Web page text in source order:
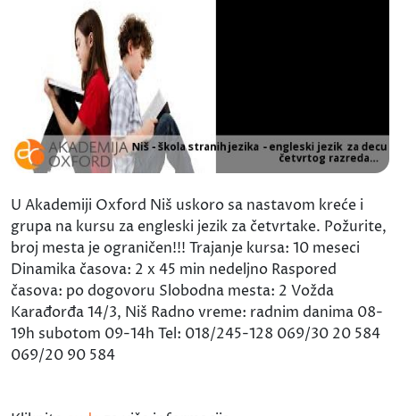
U Akademiji Oxford Niš uskoro sa nastavom kreće i
grupa na kursu za engleski jezik za četvrtake. Požurite,
broj mesta je ograničen!!! Trajanje kursa: 10 meseci
Dinamika časova: 2 x 45 min nedeljno Raspored
časova: po dogovoru Slobodna mesta: 2 Vožda
Karađorđa 14/3, Niš Radno vreme: radnim danima 08-
19h subotom 09-14h Tel: 018/245-128 069/30 20 584
069/20 90 584